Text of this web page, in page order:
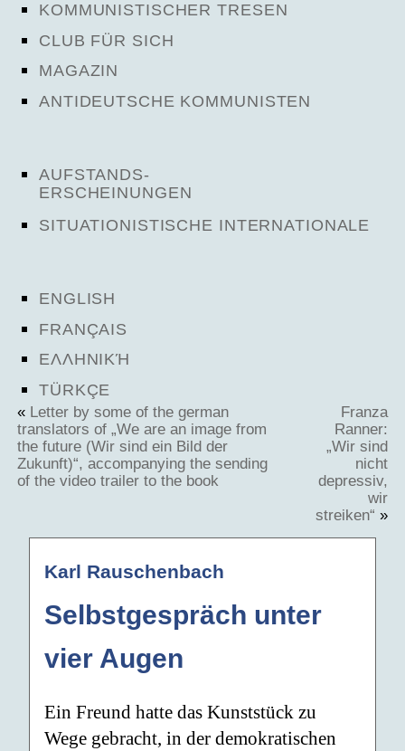
KOMMUNISTISCHER TRESEN
CLUB FÜR SICH
MAGAZIN
ANTIDEUTSCHE KOMMUNISTEN
AUFSTANDS-
ERSCHEINUNGEN
SITUATIONISTISCHE INTERNATIONALE
ENGLISH
FRANÇAIS
ΕΛΛΗΝΙΚΉ
TÜRKÇE
« Letter by some of the german
translators of „We are an image from
the future (Wir sind ein Bild der
Zukunft)“, accompanying the sending
of the video trailer to the book
Franza
Ranner:
„Wir sind
nicht
depressiv,
wir
streiken“ »
Karl Rauschenbach
Selbstgespräch unter
vier Augen
Ein Freund hatte das Kunststück zu
Wege gebracht, in der demokratischen